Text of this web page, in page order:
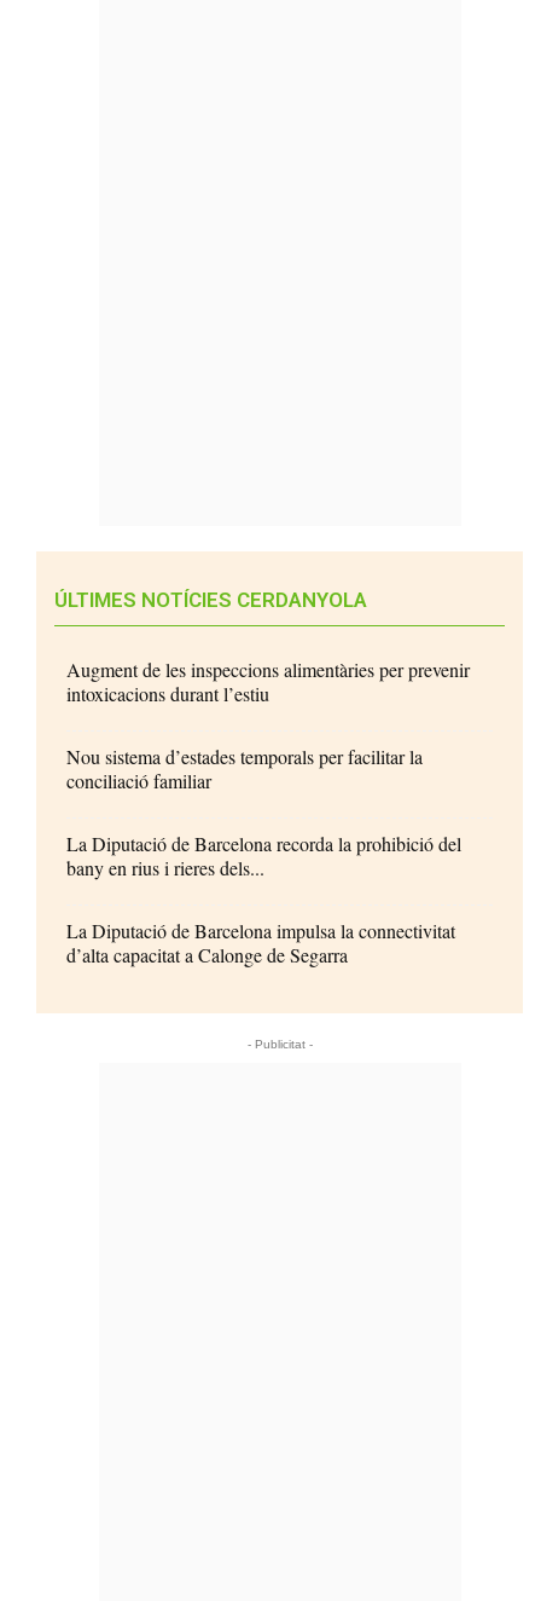
ÚLTIMES NOTÍCIES CERDANYOLA
Augment de les inspeccions alimentàries per prevenir
intoxicacions durant l’estiu
Nou sistema d’estades temporals per facilitar la
conciliació familiar
La Diputació de Barcelona recorda la prohibició del
bany en rius i rieres dels...
La Diputació de Barcelona impulsa la connectivitat
d’alta capacitat a Calonge de Segarra
- Publicitat -